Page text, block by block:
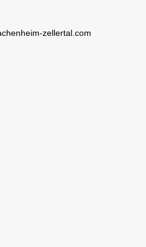
zellertal.com